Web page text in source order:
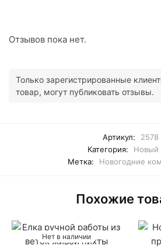
Отзывов пока нет.
Только зарегистрированные
товар, могут публиковать отзывы.
Артикул:
2578
Категория:
Новый
Метка:
Новогодние
Похожие
Нет в наличии